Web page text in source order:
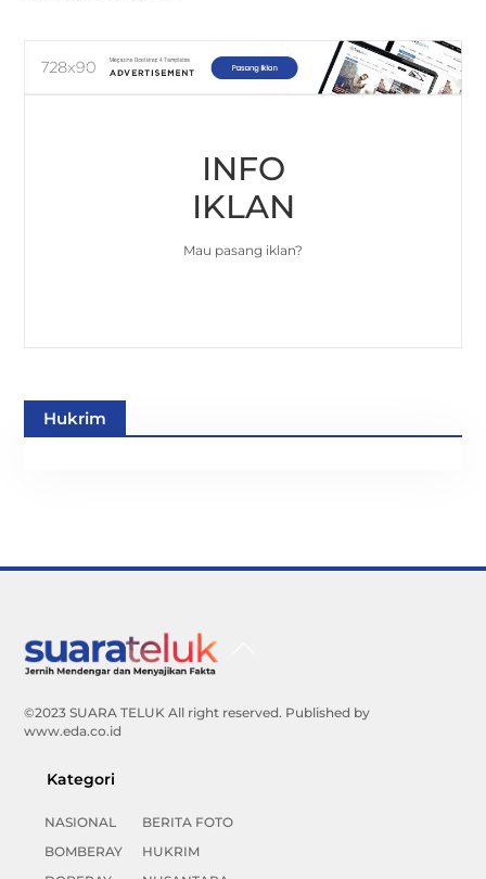
INFO
IKLAN
Mau pasang iklan?
Hukrim
©2023 SUARA TELUK All right reserved. Published by
www.eda.co.id
Kategori
NASIONAL
BOMBERAY
BERITA FOTO
HUKRIM